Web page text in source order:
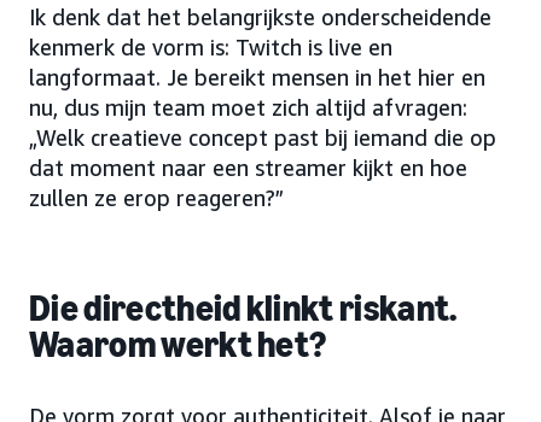
Ik denk dat het belangrijkste onderscheidende
kenmerk de vorm is: Twitch is live en
langformaat. Je bereikt mensen in het hier en
nu, dus mijn team moet zich altijd afvragen:
„Welk creatieve concept past bij iemand die op
dat moment naar een streamer kijkt en hoe
zullen ze erop reageren?”
Die directheid klinkt riskant.
Waarom werkt het?
De vorm zorgt voor authenticiteit. Alsof je naar